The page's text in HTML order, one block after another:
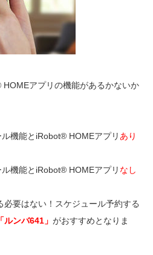
アプリの機能があるかないか
機能とiRobot® HOMEアプリ あり
機能とiRobot® HOMEアプリ なし
要はない！スケジュール予約する
「ルンバ641」 がおすすめとなりま